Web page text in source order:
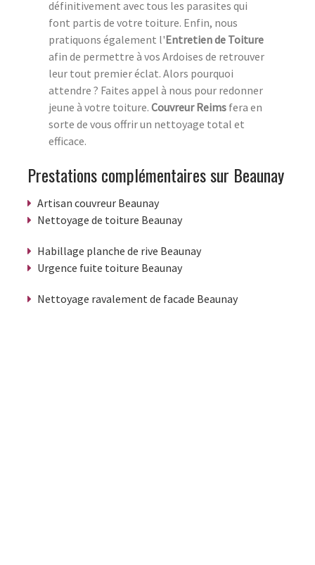
définitivement avec tous les parasites qui
font partis de votre toiture. Enfin, nous
pratiquons également l'Entretien de Toiture
afin de permettre à vos Ardoises de retrouver
leur tout premier éclat. Alors pourquoi
attendre ? Faites appel à nous pour redonner
jeune à votre toiture. Couvreur Reims fera en
sorte de vous offrir un nettoyage total et
efficace.
Prestations complémentaires sur Beaunay
Artisan couvreur Beaunay
Nettoyage de toiture Beaunay
Habillage planche de rive Beaunay
Urgence fuite toiture Beaunay
Nettoyage ravalement de facade Beaunay